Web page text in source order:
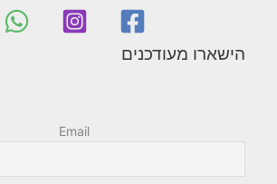
הישארו מעודכנים
Email